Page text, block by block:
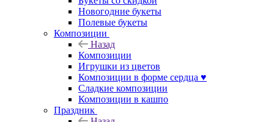
Новогодние букеты
Полевые букеты
Композиции
Назад
Композиции
Игрушки из цветов
Композиции в форме сердца ♥
Сладкие композиции
Композиции в кашпо
Праздник